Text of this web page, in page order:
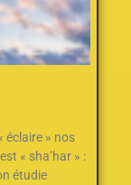
étudie